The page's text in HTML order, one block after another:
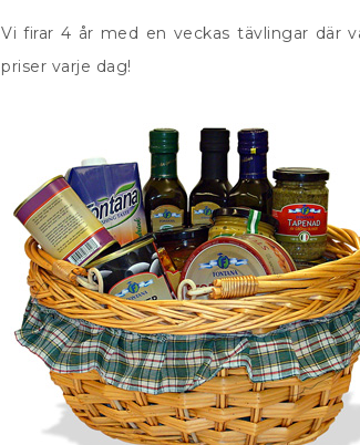
Vi firar 4 år med en veckas tävlingar där
priser varje dag!